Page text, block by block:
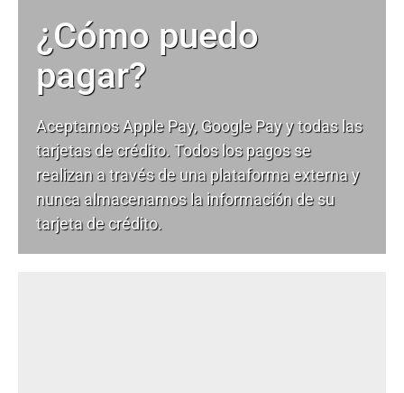
¿Cómo puedo
pagar?
Aceptamos Apple Pay, Google Pay y todas las
tarjetas de crédito. Todos los pagos se
realizan a través de una plataforma externa y
nunca almacenamos la información de su
tarjeta de crédito.